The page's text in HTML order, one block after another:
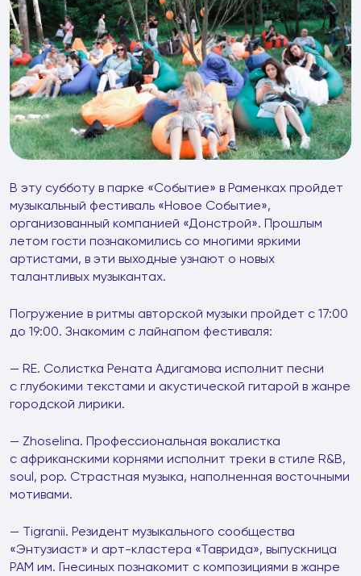
В эту субботу в парке «Событие» в Раменках пройдет
музыкальный фестиваль «Новое Событие»,
организованный компанией «Донстрой». Прошлым
летом гости познакомились со многими яркими
артистами, в эти выходные узнают о новых
талантливых музыкантах.
Погружение в ритмы авторской музыки пройдет с 17:00
до 19:00. Знакомим с лайнапом фестиваля:
— RE. Солистка Рената Адигамова исполнит песни
с глубокими текстами и акустической гитарой в жанре
городской лирики.
— Zhoselina. Профессиональная вокалистка
с африканскими корнями исполнит треки в стиле R&B,
soul, pop. Страстная музыка, наполненная восточными
мотивами.
— Tigranii. Резидент музыкального сообщества
«Энтузиаст» и арт-кластера «Таврида», выпускница
РАМ им. Гнесиных познакомит с композициями в жанре